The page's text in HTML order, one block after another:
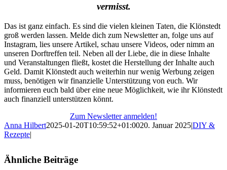
vermisst.
Das ist ganz einfach. Es sind die vielen kleinen Taten, die Klönstedt
groß werden lassen. Melde dich zum Newsletter an, folge uns auf
Instagram, lies unsere Artikel, schau unsere Videos, oder nimm an
unseren Dorftreffen teil. Neben all der Liebe, die in diese Inhalte
und Veranstaltungen fließt, kostet die Herstellung der Inhalte auch
Geld. Damit Klönstedt auch weiterhin nur wenig Werbung zeigen
muss, benötigen wir finanzielle Unterstützung von euch. Wir
informieren euch bald über eine neue Möglichkeit, wie ihr Klönstedt
auch finanziell unterstützen könnt.
Zum Newsletter anmelden!
Anna Hilbert2025-01-20T10:59:52+01:0020. Januar 2025|DIY &
Rezepte|
Ähnliche Beiträge